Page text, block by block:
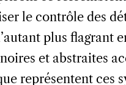
le contrôle des
plus flagrant
et abstraites
représentent ces